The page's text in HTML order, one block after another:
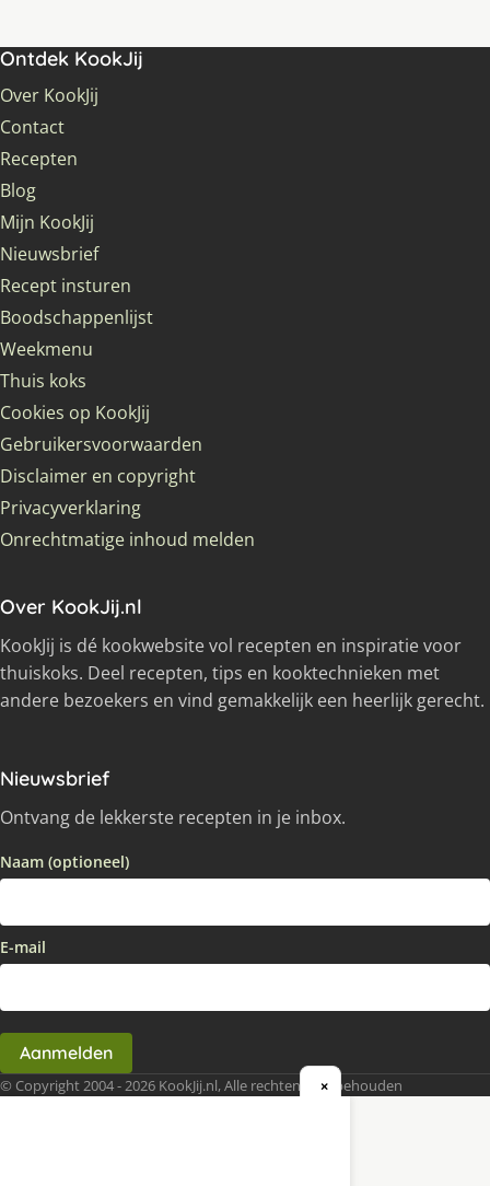
Ontdek KookJij
Over KookJij
Contact
Recepten
Blog
Mijn KookJij
Nieuwsbrief
Recept insturen
Boodschappenlijst
Weekmenu
Thuis koks
Cookies op KookJij
Gebruikersvoorwaarden
Disclaimer en copyright
Privacyverklaring
Onrechtmatige inhoud melden
Over KookJij.nl
KookJij is dé kookwebsite vol recepten en inspiratie voor
thuiskoks. Deel recepten, tips en kooktechnieken met
andere bezoekers en vind gemakkelijk een heerlijk gerecht.
Nieuwsbrief
Ontvang de lekkerste recepten in je inbox.
Naam (optioneel)
E-mail
Aanmelden
© Copyright 2004 - 2026 KookJij.nl, Alle rechten voorbehouden
×